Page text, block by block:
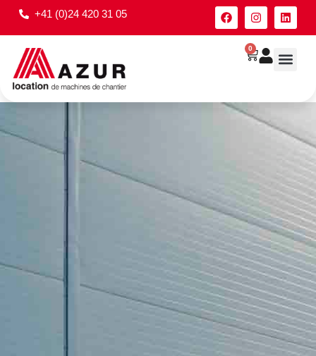
+41 (0)24 420 31 05
0